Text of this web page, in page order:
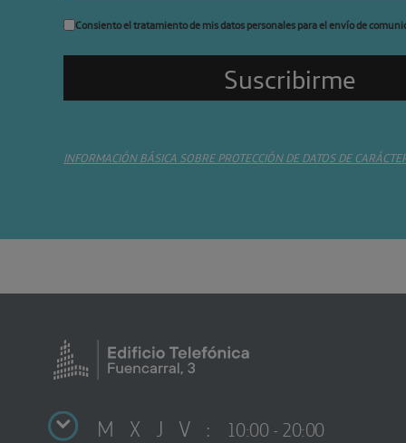
Consiento el tratamiento de mis datos personales para el envío de
INFORMACIÓN BÁSICA SOBRE PROTECCIÓN DE DATOS DE
M X J V : 10:00 - 20:00